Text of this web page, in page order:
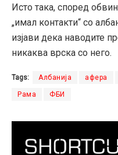
Исто така, според
„имал контакти“ со
изјави дека наводите
никаква врска со него.
Tags: Албанија афера
Рама ФБИ